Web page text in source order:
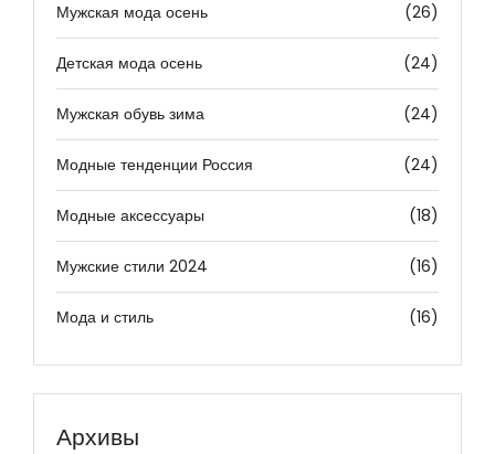
Мужская мода осень (26)
Детская мода осень (24)
Мужская обувь зима (24)
Модные тенденции Россия (24)
Модные аксессуары (18)
Мужские стили 2024 (16)
Мода и стиль (16)
Архивы